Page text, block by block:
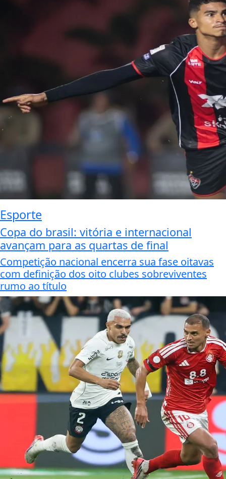
Esporte
Copa do brasil: vitória e internacional
avançam para as quartas de final
Competição nacional encerra sua fase oitavas
com definição dos oito clubes sobreviventes
rumo ao título